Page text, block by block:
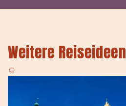
Weitere Reiseideen